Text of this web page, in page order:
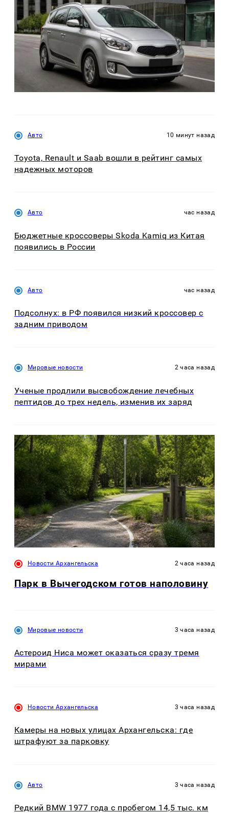
Авто 10 минут назад
Toyota, Renault и Saab вошли в рейтинг самых
надежных моторов
Авто час назад
Бюджетные кроссоверы Skoda Kamiq из Китая
появились в России
Авто час назад
Подсолнух: в РФ появился низкий кроссовер с
задним приводом
Мировые новости 2 часа назад
Ученые продлили высвобождение лечебных
пептидов до трех недель, изменив их заряд
Новости Архангельска 2 часа назад
Парк в Вычегодском готов наполовину
Мировые новости 3 часа назад
Астероид Ниса может оказаться сразу тремя
мирами
Новости Архангельска 3 часа назад
Камеры на новых улицах Архангельска: где
штрафуют за парковку
Авто 3 часа назад
Редкий BMW 1977 года с пробегом 14,5 тыс. км